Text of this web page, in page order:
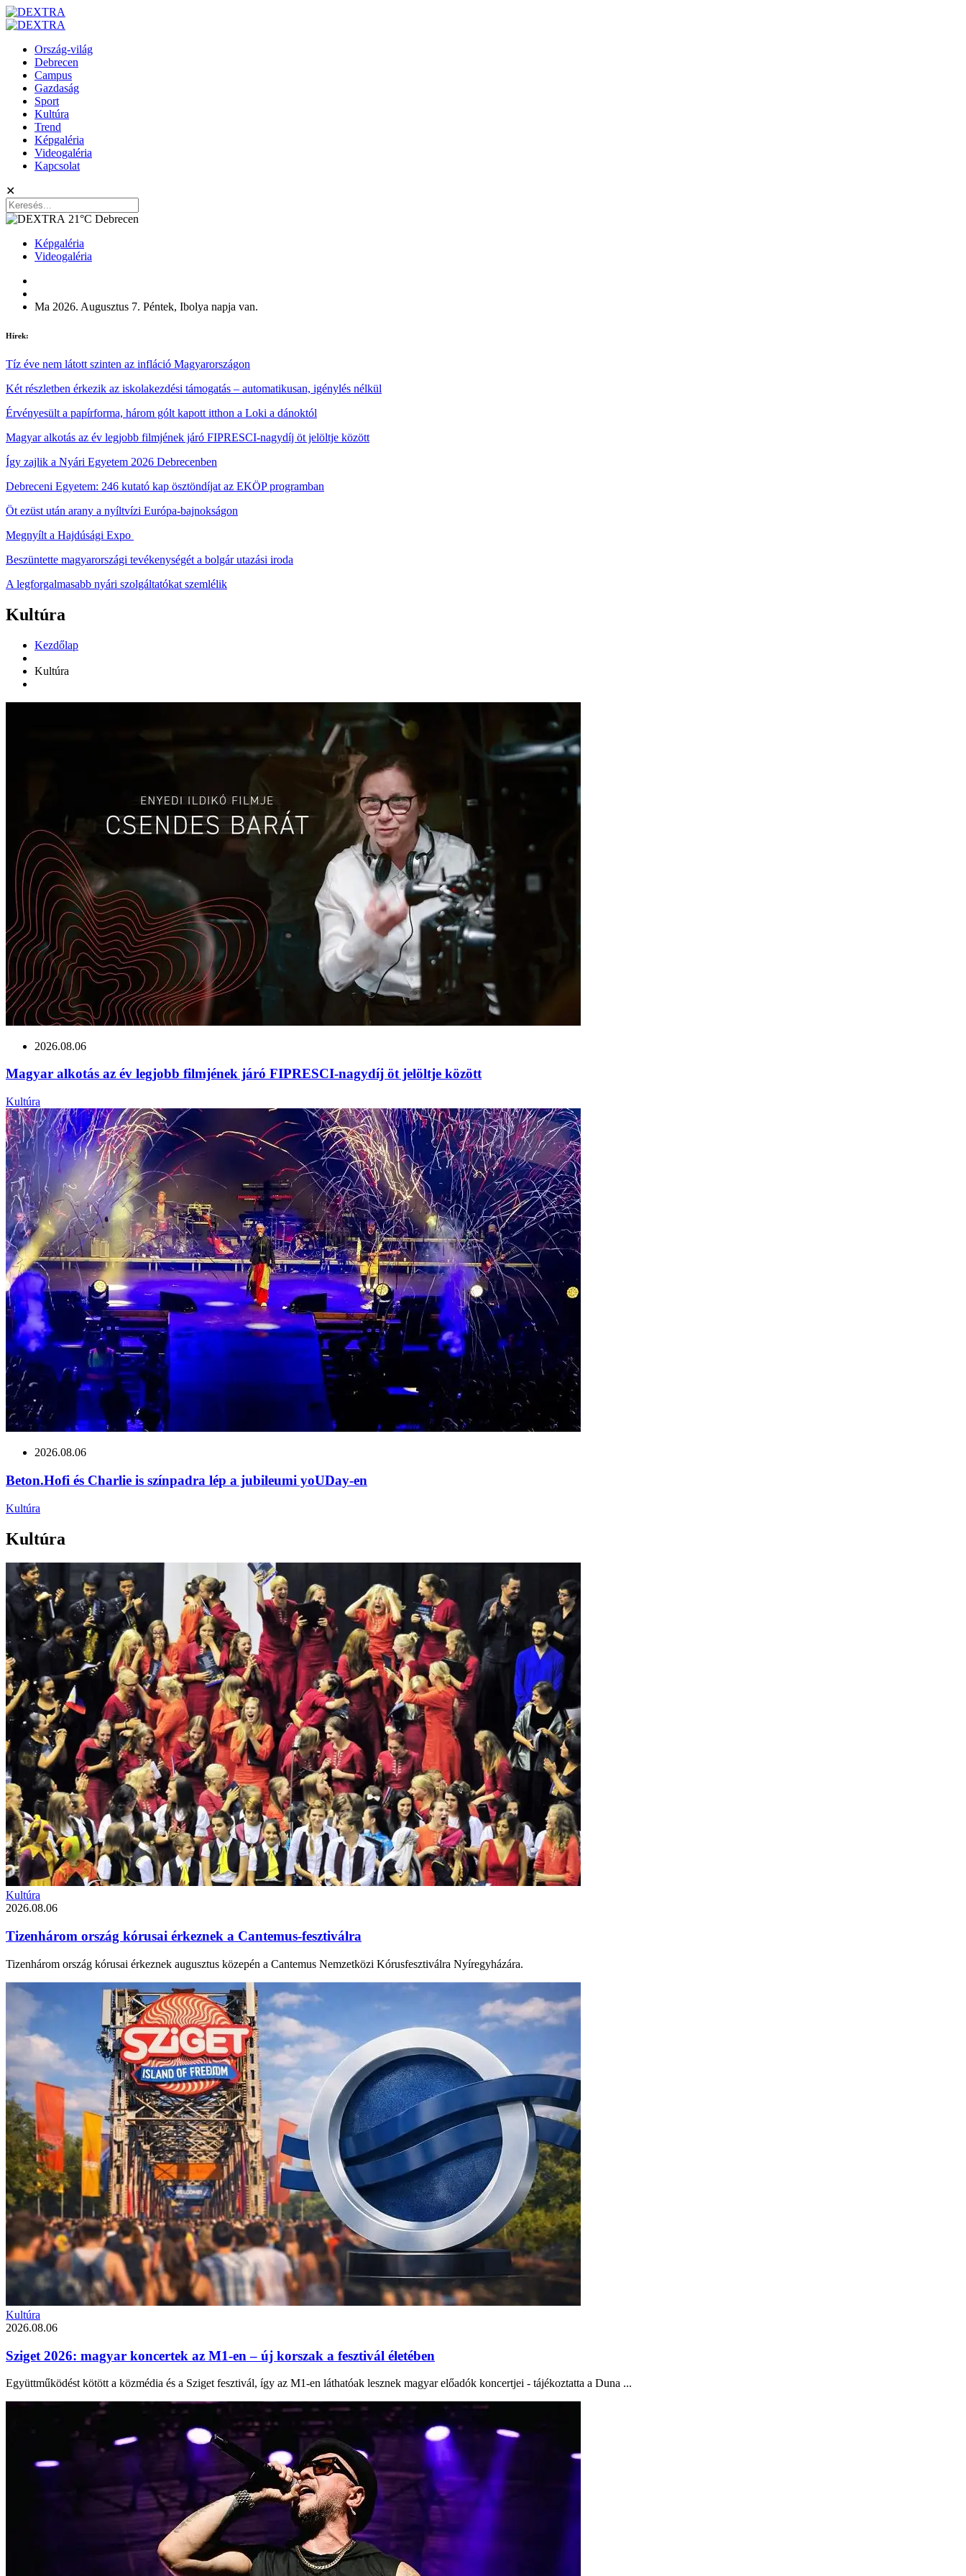
Ország-világ
Debrecen
Campus
Gazdaság
Sport
Kultúra
Trend
Képgaléria
Videogaléria
Kapcsolat
✕
21°C Debrecen
Képgaléria
Videogaléria
Ma 2026. Augusztus 7. Péntek, Ibolya napja van.
Hírek:
Tíz éve nem látott szinten az infláció Magyarországon
Két részletben érkezik az iskolakezdési támogatás – automatikusan, igénylés nélkül
Érvényesült a papírforma, három gólt kapott itthon a Loki a dánoktól
Magyar alkotás az év legjobb filmjének járó FIPRESCI-nagydíj öt jelöltje között
Így zajlik a Nyári Egyetem 2026 Debrecenben
Debreceni Egyetem: 246 kutató kap ösztöndíjat az EKÖP programban
Öt ezüst után arany a nyíltvízi Európa-bajnokságon
Megnyílt a Hajdúsági Expo
Beszüntette magyarországi tevékenységét a bolgár utazási iroda
A legforgalmasabb nyári szolgáltatókat szemlélik
Kultúra
Kezdőlap
Kultúra
2026.08.06
Magyar alkotás az év legjobb filmjének járó FIPRESCI-nagydíj öt jelöltje között
Kultúra
2026.08.06
Beton.Hofi és Charlie is színpadra lép a jubileumi yoUDay-en
Kultúra
Kultúra
Kultúra
2026.08.06
Tizenhárom ország kórusai érkeznek a Cantemus-fesztiválra
Tizenhárom ország kórusai érkeznek augusztus közepén a Cantemus Nemzetközi Kórusfesztiválra Nyíregyházára.
Kultúra
2026.08.06
Sziget 2026: magyar koncertek az M1‑en – új korszak a fesztivál életében
Együttműködést kötött a közmédia és a Sziget fesztivál, így az M1-en láthatóak lesznek magyar előadók koncertjei - tájékoztatta a Duna ...